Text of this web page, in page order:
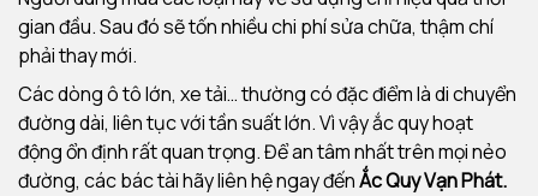
gian đầu. Sau đó sẽ tốn nhiều chi phí sửa chữa, thậm chí
phải thay mới.
Các dòng ô tô lớn, xe tải… thường có đặc điểm là di chuyển
đường dài, liên tục với tần suất lớn. Vì vậy ắc quy hoạt
động ổn định rất quan trọng. Để an tâm nhất trên mọi nẻo
đường, các bác tài hãy liên hệ ngay đếnẮc Quy Vạn Phát.